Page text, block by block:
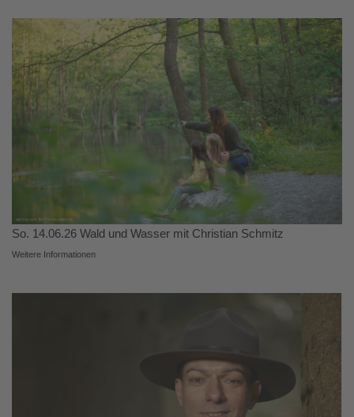
So. 14.06.26 Wald und Wasser mit Christian Schmitz
Weitere Informationen